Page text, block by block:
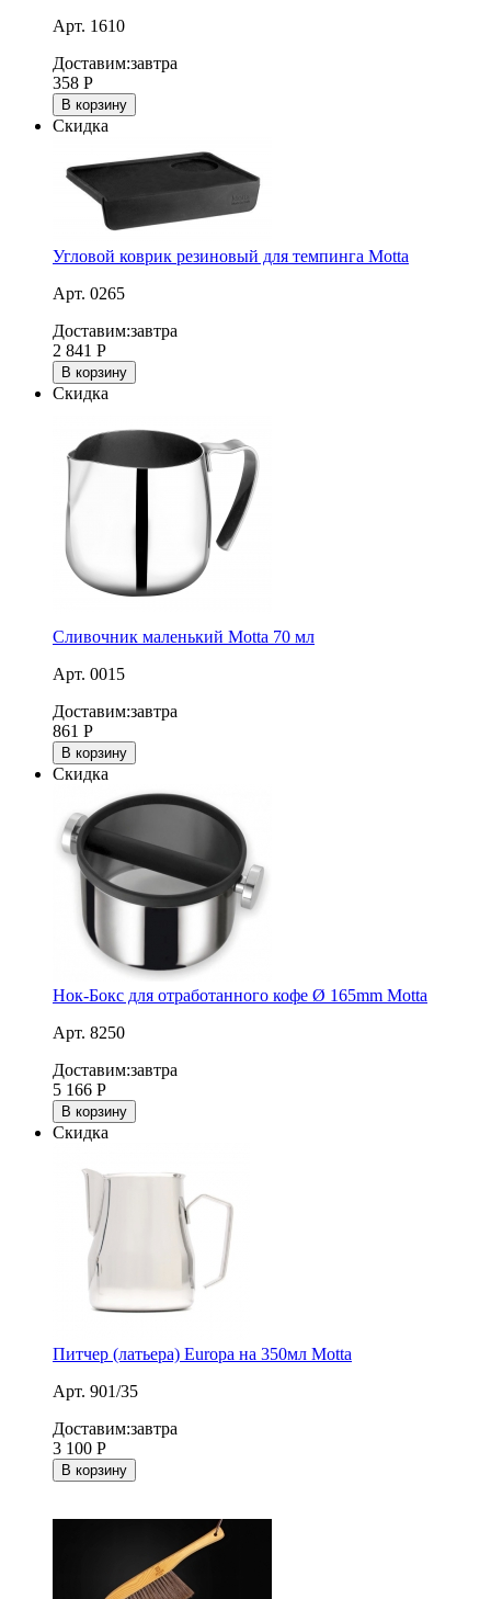
Арт. 1610
Доставим:завтра
358 Р
В корзину
Скидка
Угловой коврик резиновый для темпинга Motta
Арт. 0265
Доставим:завтра
2 841 Р
В корзину
Скидка
Сливочник маленький Motta 70 мл
Арт. 0015
Доставим:завтра
861 Р
В корзину
Скидка
Нок-Бокс для отработанного кофе Ø 165mm Motta
Арт. 8250
Доставим:завтра
5 166 Р
В корзину
Скидка
Питчер (латьера) Europa на 350мл Motta
Арт. 901/35
Доставим:завтра
3 100 Р
В корзину